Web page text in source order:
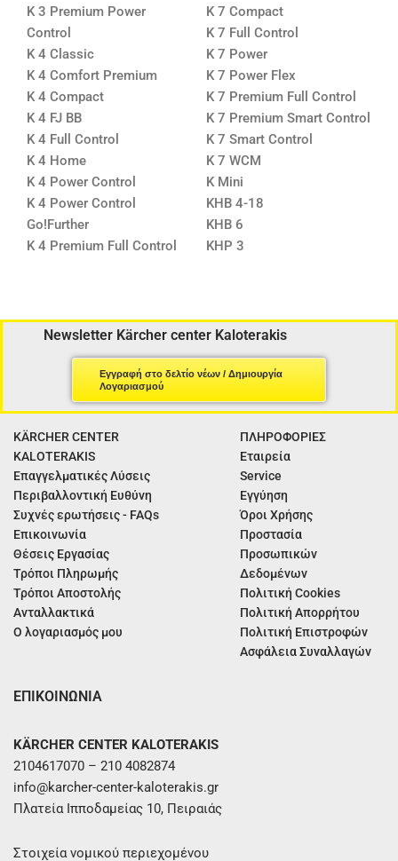
K 3 Premium Power
Control
K 4 Classic
K 4 Comfort Premium
K 4 Compact
K 4 FJ BB
K 4 Full Control
K 4 Home
K 4 Power Control
K 4 Power Control
Go!Further
K 4 Premium Full Control
K 7 Compact
K 7 Full Control
K 7 Power
K 7 Power Flex
K 7 Premium Full Control
K 7 Premium Smart Control
K 7 Smart Control
K 7 WCM
K Mini
KHB 4-18
KHB 6
KHP 3
Newsletter Kärcher center Kaloterakis
Εγγραφή στο δελτίο νέων / Δημιουργία
Λογαριασμού
KÄRCHER CENTER
KALOTERAKIS
Επαγγελματικές Λύσεις
Περιβαλλοντική Ευθύνη
Συχνές ερωτήσεις - FAQs
Επικοινωνία
Θέσεις Εργασίας
Τρόποι Πληρωμής
Τρόποι Αποστολής
Ανταλλακτικά
Ο λογαριασμός μου
ΠΛΗΡΟΦΟΡΙΕΣ
Εταιρεία
Service
Εγγύηση
Όροι Χρήσης
Προστασία
Προσωπικών
Δεδομένων
Πολιτική Cookies
Πολιτική Απορρήτου
Πολιτική Επιστροφών
Ασφάλεια Συναλλαγών
ΕΠΙΚΟΙΝΩΝΙΑ
KÄRCHER CENTER KALOTERAKIS
2104617070 – 210 4082874
info@karcher-center-kaloterakis.gr
Πλατεία Ιπποδαμείας 10, Πειραιάς
Στοιχεία νομικού περιεχομένου